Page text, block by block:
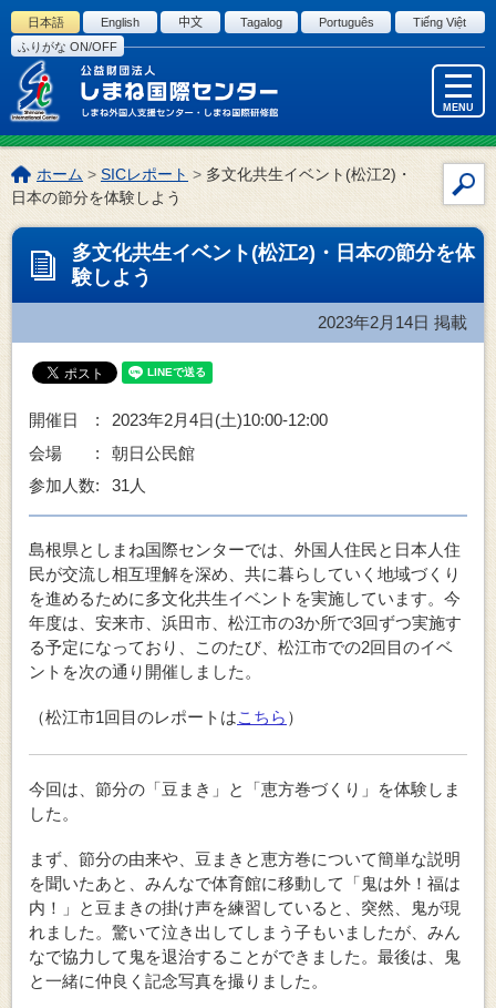
このページの本文へ
日本語 English 中文 Tagalog Português
Tiếng Việt
ふりがな ON/OFF
MENU
イ
ト
内
索
こ
の
ペ
ホーム >SICレポート> 多文化共生イベント(松江2)・
日本の節分を体験しよう
多文化共生イベント(松江2)・日本の節分を体
験しよう
2023年2月14日 掲載
開催日 :
2023年2月4日(土)10:00-12:00
会場 :
朝日公民館
参加人数:
31人
島根県としまね国際センターでは、外国人住民と日本人住
民が交流し相互理解を深め、共に暮らしていく地域づくり
を進めるために多文化共生イベントを実施しています。今
年度は、安来市、浜田市、松江市の3か所で3回ずつ実施す
る予定になっており、このたび、松江市での2回目のイベ
ントを次の通り開催しました。
（松江市1回目のレポートはこちら ）
今回は、節分の「豆まき」と「恵方巻づくり」を体験しま
した。
まず、節分の由来や、豆まきと恵方巻について簡単な説明
を聞いたあと、みんなで体育館に移動して「鬼は外！福は
内！」と豆まきの掛け声を練習していると、突然、鬼が現
れました。驚いて泣き出してしまう子もいましたが、みん
なで協力して鬼を退治することができました。最後は、鬼
と一緒に仲良く記念写真を撮りました。